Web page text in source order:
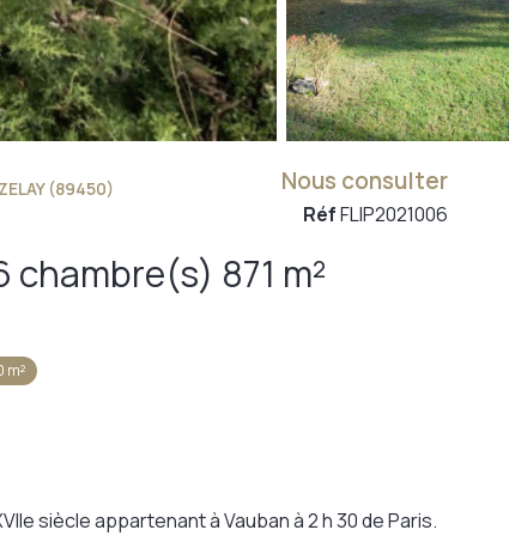
(89450)
Propriete 22 pièce(s) 16 chambre(s) 871 m²
m²
Nous consulter
RéfFLIP2021006
siècle appartenant à Vauban à 2 h 30 de Paris.